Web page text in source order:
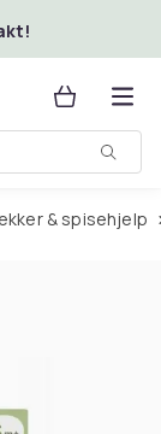
& spisehjelp